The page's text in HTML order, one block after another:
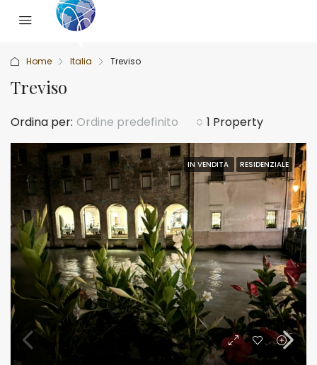
Home Italia Treviso
Treviso
1 Property
Ordina per: Ordine predefinito
IN VENDITA RESIDENZIALE